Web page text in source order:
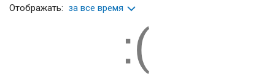
Отображать: за все время